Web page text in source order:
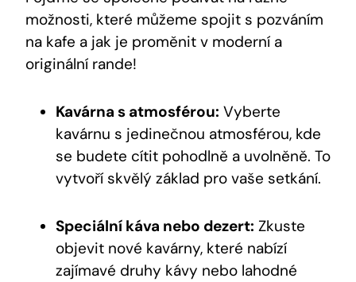
možnosti, které můžeme spojit s pozváním
na kafe a jak je proměnit v moderní a
originální rande!
Kavárna s atmosférou: Vyberte
kavárnu s jedinečnou atmosférou, kde
se budete cítit pohodlně a uvolněně. To
vytvoří skvělý základ pro vaše setkání.
Speciální káva nebo dezert: Zkuste
objevit nové kavárny, které nabízí
zajímavé druhy kávy nebo lahodné